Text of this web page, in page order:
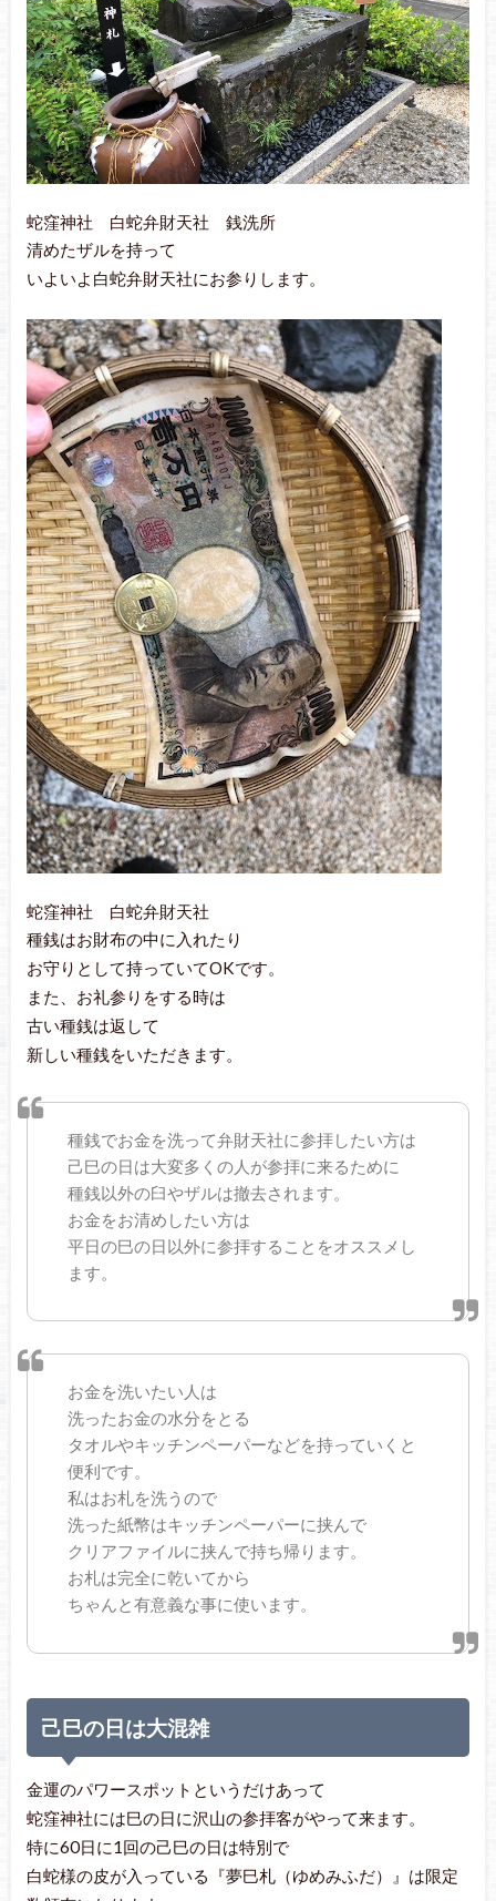
蛇窪神社 白蛇弁財天社 銭洗所
清めたザルを持って
いよいよ白蛇弁財天社にお参りします。
蛇窪神社 白蛇弁財天社
種銭はお財布の中に入れたり
お守りとして持っていてOKです。
また、お礼参りをする時は
古い種銭は返して
新しい種銭をいただきます。
種銭でお金を洗って弁財天社に参拝したい方は
己巳の日は大変多くの人が参拝に来るために
種銭以外の臼やザルは撤去されます。
お金をお清めしたい方は
平日の巳の日以外に参拝することをオススメし
ます。
お金を洗いたい人は
洗ったお金の水分をとる
タオルやキッチンペーパーなどを持っていくと
便利です。
私はお札を洗うので
洗った紙幣はキッチンペーパーに挟んで
クリアファイルに挟んで持ち帰ります。
お札は完全に乾いてから
ちゃんと有意義な事に使います。
己巳の日は大混雑
金運のパワースポットというだけあって
蛇窪神社には巳の日に沢山の参拝客がやって来ます。
特に60日に1回の己巳の日は特別で
白蛇様の皮が入っている『夢巳札（ゆめみふだ）』は限定